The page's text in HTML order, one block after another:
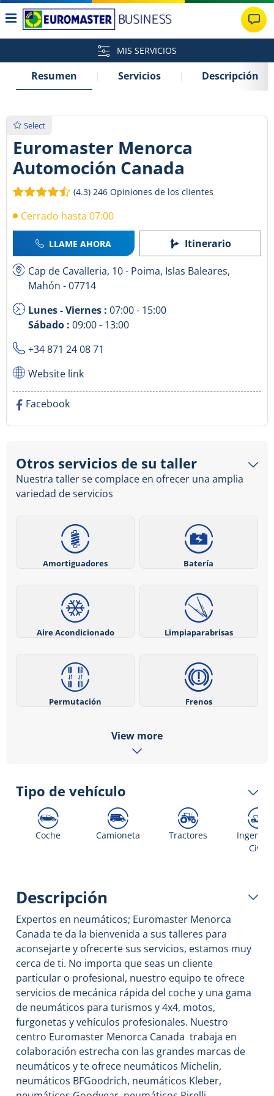
MIS SERVICIOS
Resumen Servicios Descripción
Select
Euromaster Menorca
Automoción Canada
(4.3) 246 Opiniones de los clientes
Cerrado hasta 07:00
LLAME AHORA Itinerario
Cap de Cavalleria, 10 - Poima, Islas Baleares,
Mahón - 07714
Lunes - Viernes : 07:00 - 15:00
Sábado : 09:00 - 13:00
+34 871 24 08 71
Website link
Facebook
Otros servicios de su taller
Nuestra taller se complace en ofrecer una amplia
variedad de servicios
Amortiguadores Batería
Aire Acondicionado Limpiaparabrisas
Permutación Frenos
View more
Tipo de vehículo
Coche Camioneta Tractores
Civil
Descripción
Expertos en neumáticos; Euromaster Menorca
Canada te da la bienvenida a sus talleres para
aconsejarte y ofrecerte sus servicios, estamos muy
cerca de ti. No importa que seas un cliente
particular o profesional, nuestro equipo te ofrece
servicios de mecánica rápida del coche y una gama
de neumáticos para turismos y 4x4, motos,
furgonetas y vehículos profesionales. Nuestro
centro Euromaster Menorca Canada trabaja en
colaboración estrecha con las grandes marcas de
neumáticos y te ofrece neumáticos Michelin,
neumáticos BFGoodrich, neumáticos Kleber,